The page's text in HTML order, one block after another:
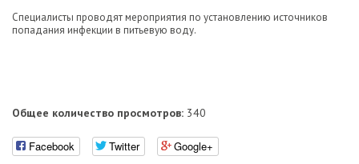
Специалисты проводят мероприятия по установлению источников
попадания инфекции в питьевую воду.
Общее количество просмотров: 340
Facebook Twitter Google+